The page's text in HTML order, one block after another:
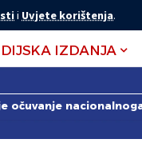
i Uvjete korištenja.
IZDANJA
očuvanje